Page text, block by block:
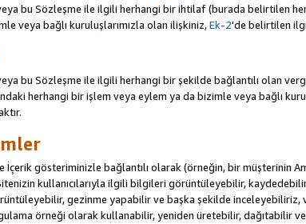
bu Sözleşme ile ilgili herhangi bir ihtilaf (burada belirtilen
veya bağlı kuruluşlarımızla olan ilişkiniz,Ek-2'de belirtilen
bu Sözleşme ile ilgili herhangi bir şekilde bağlantılı olan
herhangi bir işlem veya eylem ya da bizimle veya bağlı
İçerik gösteriminizle bağlantılı olarak (örneğin, bir müşterinin
kullanıcılarıyla ilgili bilgileri görüntüleyebilir,
gezinme yapabilir ve başka şekilde inceleyebiliriz,
örneği olarak kullanabilir, yeniden üretebilir, dağıtabilir